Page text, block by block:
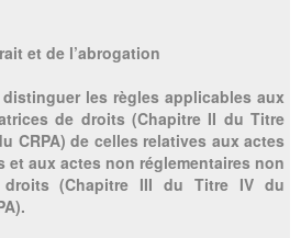
et de l’abrogation
les règles applicables aux
de droits (Chapitre II du Titre
CRPA) de celles relatives aux actes
et aux actes non réglementaires non
droits (Chapitre III du Titre IV du